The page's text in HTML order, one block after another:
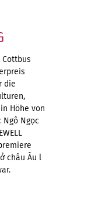
Cottbus
die
Höhe von
Ngô Ngọc
châu Âu l